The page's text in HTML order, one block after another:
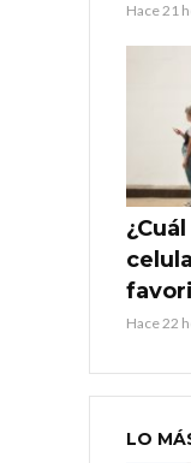
Hace 21
Hace 22
LO